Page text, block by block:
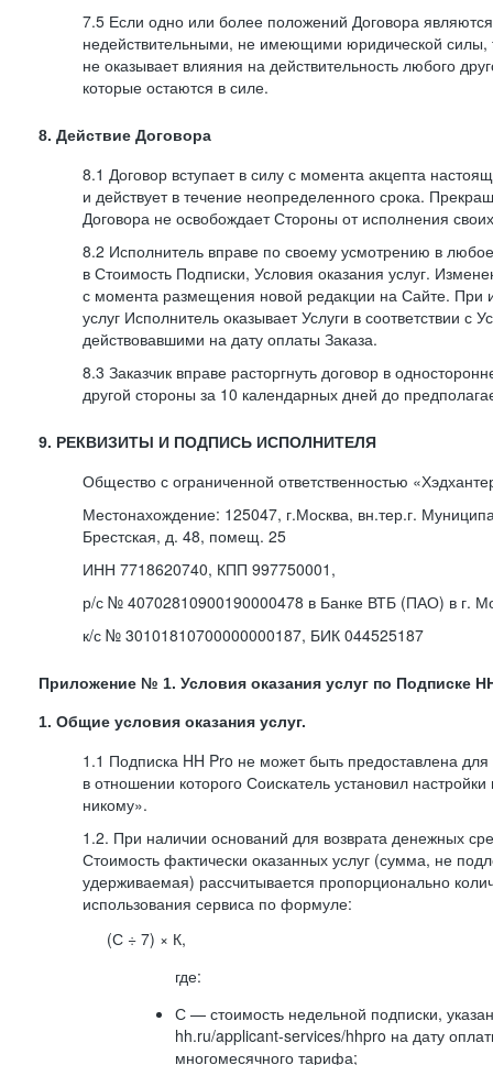
7.5 Если одно или более положений Договора
недействительными, не имеющими юридической силы,
не оказывает влияния на действительность любого
которые остаются в силе.
8. Действие Договора
8.1 Договор вступает в силу с момента акцепта
и действует в течение неопределенного срока.
Договора не освобождает Стороны от исполнения
8.2 Исполнитель вправе по своему усмотрению в
в Стоимость Подписки, Условия оказания услуг.
с момента размещения новой редакции на Сайте. При
услуг Исполнитель оказывает Услуги в соответствии с
действовавшими на дату оплаты Заказа.
8.3 Заказчик вправе расторгнуть договор в
другой стороны за 10 календарных дней до
9. РЕКВИЗИТЫ И ПОДПИСЬ ИСПОЛНИТЕЛЯ
Общество с ограниченной ответственностью
Местонахождение: 125047, г.Москва, вн.тер.г.
Брестская, д. 48, помещ. 25
ИНН 7718620740, КПП 997750001,
р/с № 40702810900190000478 в Банке ВТБ (ПАО) в г.
к/с № 30101810700000000187, БИК 044525187
Приложение № 1. Условия оказания услуг по Подписке
1. Общие условия оказания услуг.
1.1 Подписка HH Pro не может быть предоставлена
в отношении которого Соискатель установил
никому».
1.2. При наличии оснований для возврата денежных
Стоимость фактически оказанных услуг (сумма, не
удерживаемая) рассчитывается пропорционально
использования сервиса по формуле:
(С ÷ 7) × К,
где:
С — стоимость недельной подписки,
hh.ru/applicant-services/hhpro на дату
многомесячного тарифа;